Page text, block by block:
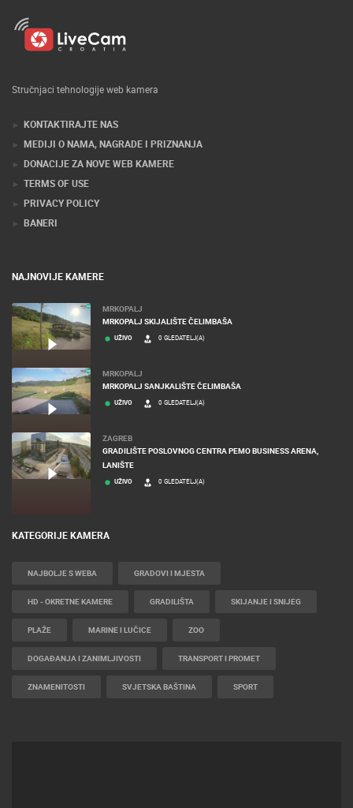
Stručnjaci tehnologije web kamera
KONTAKTIRAJTE NAS
MEDIJI O NAMA, NAGRADE I PRIZNANJA
DONACIJE ZA NOVE WEB KAMERE
TERMS OF USE
PRIVACY POLICY
BANERI
NAJNOVIJE KAMERE
MRKOPALJ
MRKOPALJ SKIJALIŠTE ČELIMBAŠA
UŽIVO 0 GLEDATELJ(A)
MRKOPALJ
MRKOPALJ SANJKALIŠTE ČELIMBAŠA
UŽIVO 0 GLEDATELJ(A)
ZAGREB
GRADILIŠTE POSLOVNOG CENTRA PEMO BUSINESS ARENA,
LANIŠTE
UŽIVO 0 GLEDATELJ(A)
KATEGORIJE KAMERA
NAJBOLJE S WEBA GRADOVI I MJESTA
HD - OKRETNE KAMERE GRADILIŠTA SKIJANJE I SNIJEG
PLAŽE MARINE I LUČICE ZOO
DOGAĐANJA I ZANIMLJIVOSTI TRANSPORT I PROMET
ZNAMENITOSTI SVJETSKA BAŠTINA SPORT